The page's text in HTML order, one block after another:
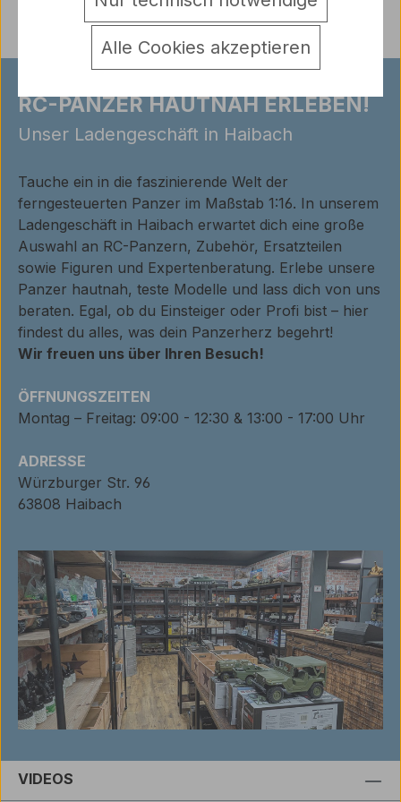
RC-PANZER HAUTNAH ERLEBEN!
Unser Ladengeschäft in Haibach
Tauche ein in die faszinierende Welt der
ferngesteuerten Panzer im Maßstab 1:16. In unserem
Ladengeschäft in Haibach erwartet dich eine große
Auswahl an RC-Panzern, Zubehör, Ersatzteilen
sowie Figuren und Expertenberatung. Erlebe unsere
Panzer hautnah, teste Modelle und lass dich von uns
beraten. Egal, ob du Einsteiger oder Profi bist – hier
findest du alles, was dein Panzerherz begehrt!
Wir freuen uns über Ihren Besuch!
ÖFFNUNGSZEITEN
Montag – Freitag: 09:00 - 12:30 & 13:00 - 17:00 Uhr
ADRESSE
Würzburger Str. 96
63808 Haibach
VIDEOS
Alle Cookies akzeptieren